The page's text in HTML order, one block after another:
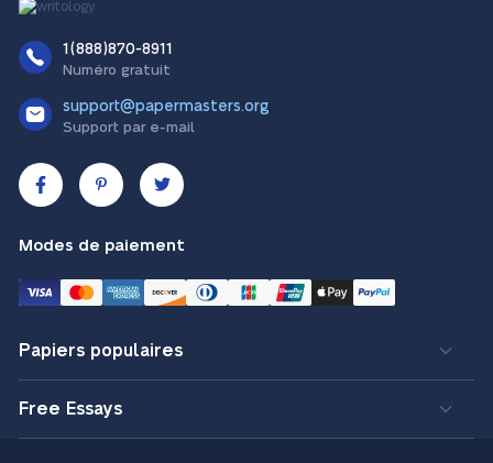
1(888)870-8911
Numéro gratuit
support@papermasters.org
Support par e-mail
Modes de paiement
Papiers populaires
Free Essays